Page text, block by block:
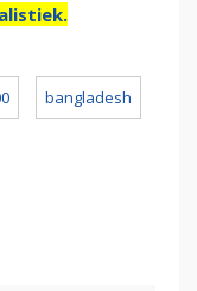
bangladesh